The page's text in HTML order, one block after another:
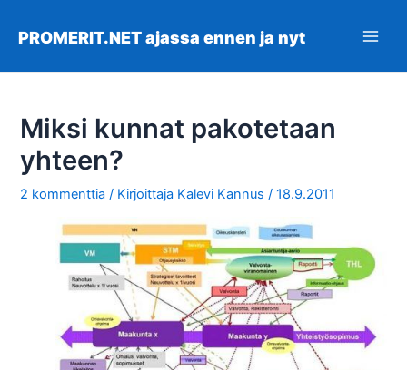
sisältöön
PROMERIT.NET ajassa ennen ja nyt
Miksi kunnat pakotetaan
yhteen?
2 kommenttia / Kirjoittaja Kalevi Kannus/18.9.2011